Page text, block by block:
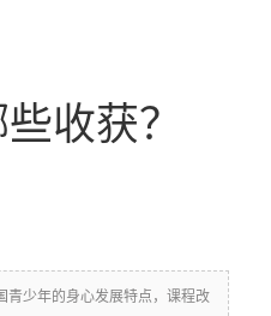
收获？
青少年的身心发展特点，课程改